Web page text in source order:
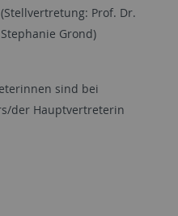
(Stellvertretung: Prof. Dr.
Stephanie Grond)
sind bei
der Hauptvertreterin